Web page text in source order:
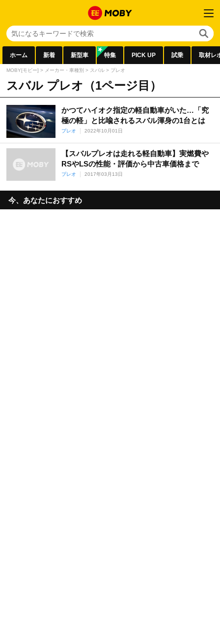
ホーム 新着 新型車 特集 PICK UP 試乗 取材レ
MOBY[モビー] > メーカー・車種別 > スバル > プレオ
スバル プレオ（1ページ目）
かつてハイオク指定の軽自動車がいた…「究
極の軽」と比喩されるスバル渾身の1台とは
プレオ 2022年10月01日
【スバルプレオは走れる軽自動車】実燃費や
RSやLSの性能・評価から中古車価格まで
プレオ 2017年03月13日
今、あなたにおすすめ